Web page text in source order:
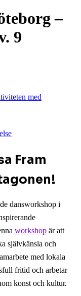
–
9
med
Fram
dansworkshop i
workshop är att
självkänsla och
med lokala
fritid och arbetar
konst och kultur.